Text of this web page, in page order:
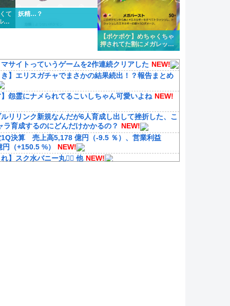
て
フ
妖精…？
【ポケポケ】めちゃくちゃ
押されてた割にメガレック
ウザ微妙じゃないか？
サイトっていうゲームを2作連続クリアした NEW!
】エリスガチャでまさかの結果続出！？報告まとめ
怨霊にナメられてるこいしちゃん可愛いよね NEW!
リリンク新規なんだが6人育成し出して挫折した、こ
ラ育成するのにどんだけかかるの？ NEW!
1Q決算 売上高5,178 億円（-9.5 ％）、営業利益
（+150.5 %）
NEW!
】スク水バニー丸👯‍♀️ 他 NEW!